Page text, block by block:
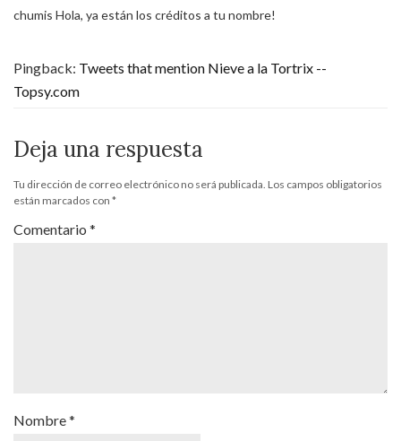
chumis Hola, ya están los créditos a tu nombre!
Pingback: Tweets that mention Nieve a la Tortrix --
Topsy.com
Deja una respuesta
Tu dirección de correo electrónico no será publicada. Los campos obligatorios
están marcados con *
Comentario *
Nombre*